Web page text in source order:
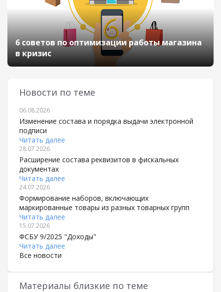
6 советов по оптимизации работы магазина
в кризис
Материалы близкие по теме
Новости по теме
06.08.2026
Изменение состава и порядка выдачи электронной
подписи
Читать далее
28.07.2026
Расширение состава реквизитов в фискальных
документах
Читать далее
24.07.2026
Формирование наборов, включающих
маркированные товары из разных товарных групп
Читать далее
15.07.2026
ФСБУ 9/2025 "Доходы"
Читать далее
Все новости